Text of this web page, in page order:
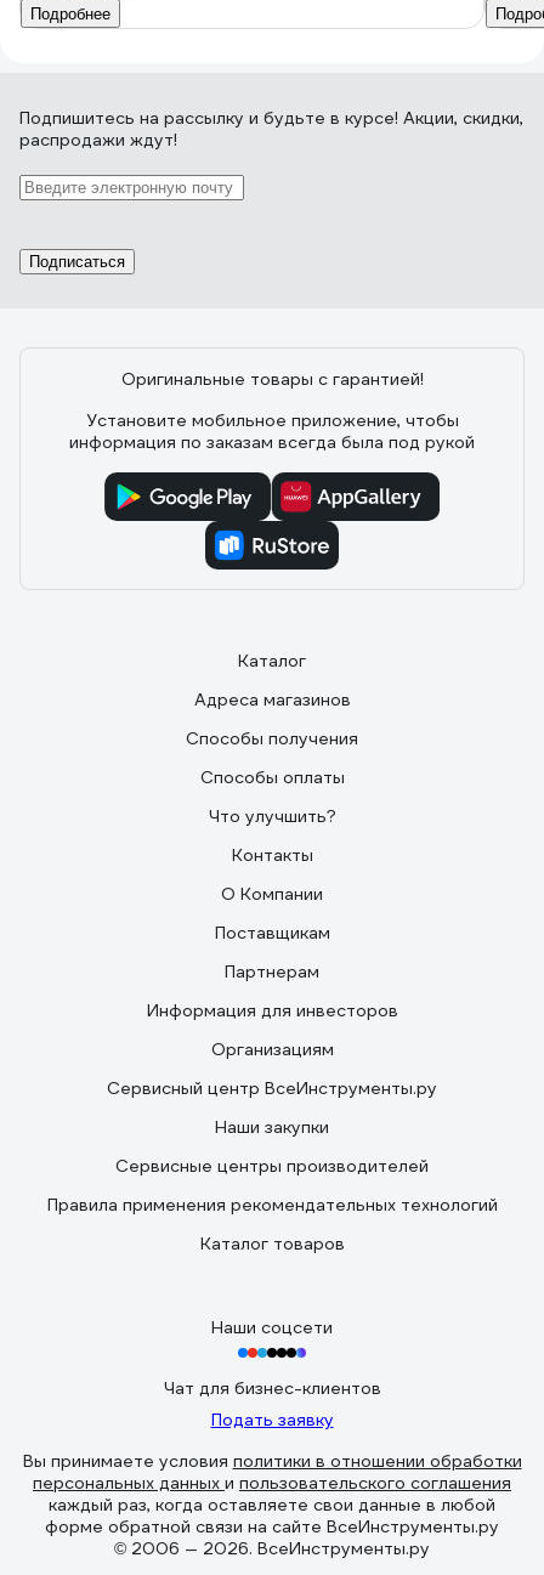
Подробнее
Подпишитесь на рассылку и будьте в курсе! Акции, скидки,
распродажи ждут!
Подписаться
Оригинальные товары с гарантией!
Установите мобильное приложение, чтобы
информация по заказам всегда была под рукой
Каталог
Адреса магазинов
Способы получения
Способы оплаты
Что улучшить?
Контакты
О Компании
Поставщикам
Партнерам
Информация для инвесторов
Организациям
Сервисный центр ВсеИнструменты.ру
Наши закупки
Сервисные центры производителей
Правила применения рекомендательных технологий
Каталог товаров
Наши соцсети
Чат для бизнес-клиентов
Подать заявку
Вы принимаете условия политики в отношении обработки
персональных данных и пользовательского соглашения
каждый раз, когда оставляете свои данные в любой
форме обратной связи на сайте ВсеИнструменты.ру
© 2006 — 2026. ВсеИнструменты.ру